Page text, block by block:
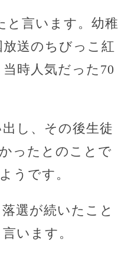
と言います。幼稚
送のちびっこ紅
時人気だった70
し、その後生徒
ったとのことで
うです。
選が続いたこと
います。